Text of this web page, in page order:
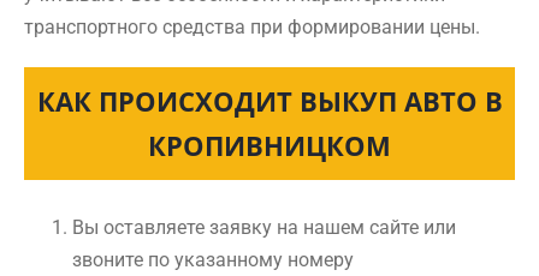
транспортного средства при формировании цены.
КАК ПРОИСХОДИТ ВЫКУП АВТО В
КРОПИВНИЦКОМ
Вы оставляете заявку на нашем сайте или
звоните по указанному номеру